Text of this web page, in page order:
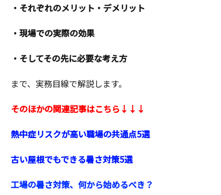
・それぞれのメリット・デメリット
・現場での実際の効果
・そしてその先に必要な考え方
まで、実務目線で解説します。
そのほかの関連記事はこちら↓↓↓
熱中症リスクが高い職場の共通点5選
古い屋根でもできる暑さ対策5選
工場の暑さ対策、何から始めるべき？